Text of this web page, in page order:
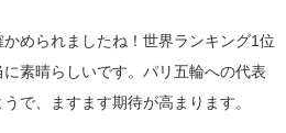
められましたね！世界ランキング1位
素晴らしいです。パリ五輪への代表
で、ますます期待が高まります。